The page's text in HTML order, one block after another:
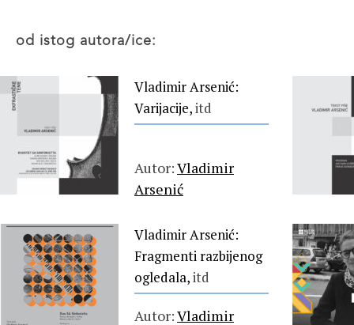
od istog autora/ice:
Vladimir Arsenić:
Varijacije,itd
Autor:Vladimir
Arsenić
Vladimir Arsenić:
Fragmenti razbijenog
ogledala,itd
Autor:Vladimir